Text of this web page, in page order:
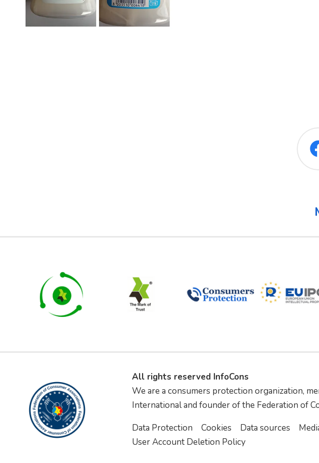
All rights reserved InfoCons
We are a consumers protection organization,
International and founder of the Federation of
Data Protection
Cookies Data sources
User Account Deletion Policy